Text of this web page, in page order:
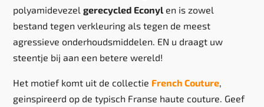
polyamidevezelgerecycled Econyl en is zowel
bestand tegen verkleuring als tegen de meest
agressieve onderhoudsmiddelen. EN u draagt uw
steentje bij aan een betere wereld!
Het motief komt uit de collectie French Couture,
geinspireerd op de typisch Franse haute couture. Geef